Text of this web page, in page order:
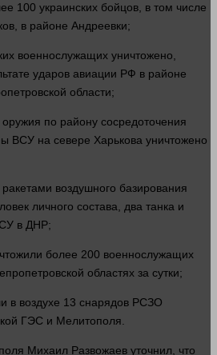
100 украинских бойцов, в том числе
в районе Андреевки;
военнослужащих уничтожено,
ударов авиации РФ в районе
области;
по району сосредоточения
ВСУ на севере Харькова уничтожено
воздушного базирования
личного состава, два танка и
в ДНР;
более 200 военнослужащих
областях за сутки;
в воздухе 13 снарядов РСЗО
ГЭС и Мелитополя.
Михаил Развожаев уточнил, что